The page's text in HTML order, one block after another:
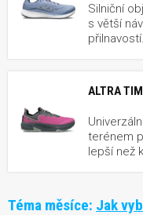
Silniční
s větší
přilnavostí.
ALTRA
terénem
lepší než
Téma měsíce: Jak